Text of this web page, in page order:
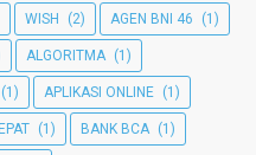
WISH (2) AGEN BNI 46 (1)
ALGORITMA (1)
(1) APLIKASI ONLINE (1)
(1) BANK BCA (1)